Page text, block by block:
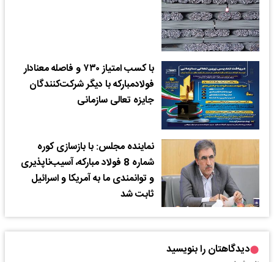
با کسب امتیاز ۷۳۰ و فاصله معنادار
فولاد‌مبارکه با دیگر شرکت‌کنندگان
جایزه تعالی سازمانی
نماینده مجلس: با بازسازی کوره
شماره 8 فولاد مبارکه، آسیب‌ناپذیری
و توانمندی ما به آمریکا و اسرائیل
ثابت شد
دیدگاهتان را بنویسید